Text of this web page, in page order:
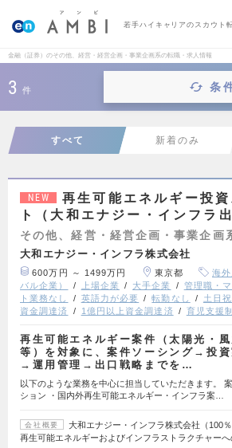
若手ハイキャリアのスカウト
金融（証券）のその他、経営・経営企画・事業企画系の転職・求人情報
3 件 条
すべて 新着のみ
NEW
再生可能エネルギー投
ト（大和エナジー・インフラ出
その他、経営・経営企画・事業企画
大和エナジー・インフラ株式会社
600万円 ～ 1499万円 東京都
海
バル企業）
上場企業 大手企業 管理職・
ト業務なし
英語力が必要 転勤なし 土日
資金調達済
1億円以上資金調達済 育児支援
再生可能エネルギー案件（太陽光・風
等）を対象に、案件ソーシング→投資
→運用管理→出口戦略までを…
以下のような業務を中心に担当していただきます。
ション ・国内外再生可能エネルギー・インフラ案…
会社概要
大和エナジー・インフラ株式会社（100
再生可能エネルギーおよびインフラストラクチャー